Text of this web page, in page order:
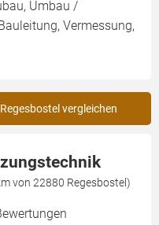
Umbau /
Vermessung,
vergleichen
von 22880 Regesbostel)